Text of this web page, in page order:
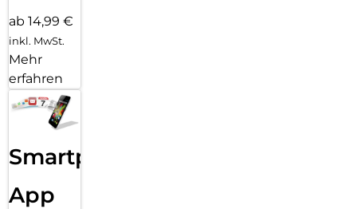
ab 14,99 €
inkl. MwSt.
Mehr
erfahren
Smartphone
App